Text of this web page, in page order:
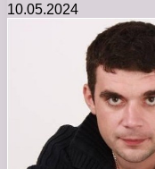
10.05.2024